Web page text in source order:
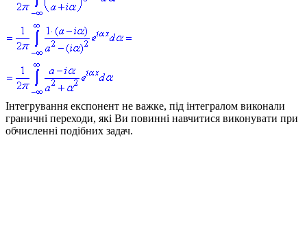
Інтегрування експонент не важке, під інтегралом виконали
граничні переходи, які Ви повинні навчитися виконувати при
обчисленні подібних задач.